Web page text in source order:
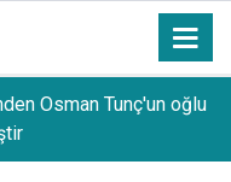
Osman Tunç'un oğlu